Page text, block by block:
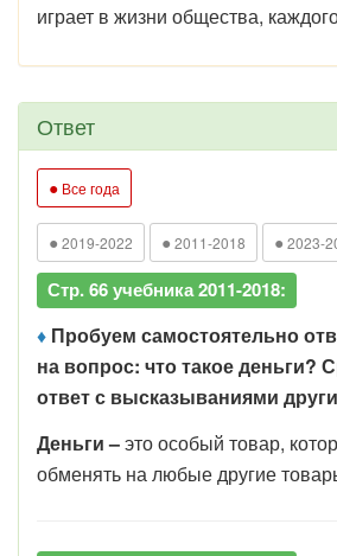
играет в жизни общества,
Ответ
● Все года
● 2019-2022 ● 2011-2018 ● 2023-
Стр. 66 учебника 2011-2018:
♦ Пробуем самостоятельно
на вопрос: что такое деньги?
ответ с высказываниями
Деньги –это особый товар,
обменять на любые другие